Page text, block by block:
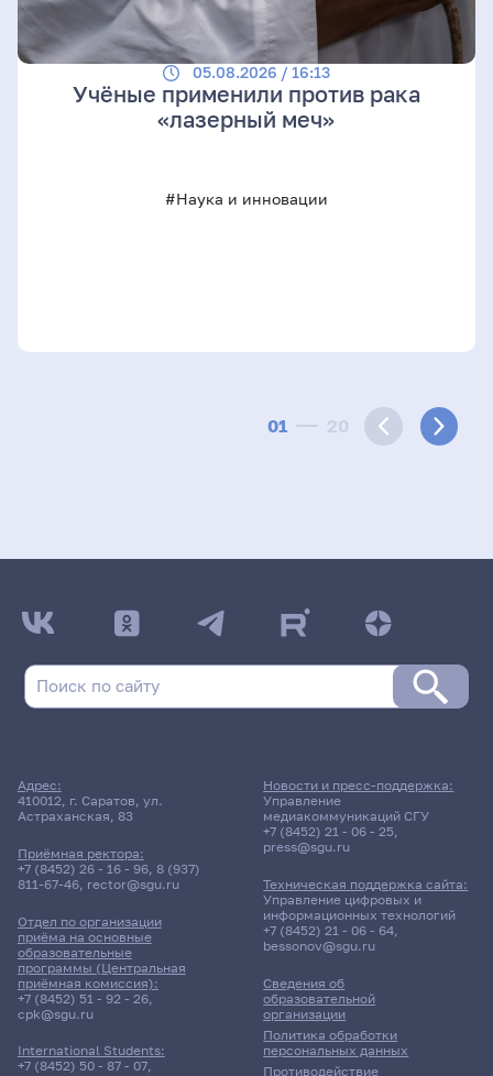
01 20
05.08.2026 / 16:13
Учёные применили против рака
«лазерный меч»
#Наука и инновации
Адрес:
410012, г. Саратов, ул.
Астраханская, 83
Приёмная ректора:
+7 (8452) 26 - 16 - 96, 8 (937)
811-67-46, rector@sgu.ru
Отдел по организации
приёма на основные
образовательные
программы (Центральная
приёмная комиссия):
+7 (8452) 51 - 92 - 26,
cpk@sgu.ru
International Students:
+7 (8452) 50 - 87 - 07,
Сведения об
образовательной
организации
Политика обработки
персональных данных
Противодействие
Новости и пресс-поддержка:
Управление
медиакоммуникаций СГУ
+7 (8452) 21 - 06 - 25,
press@sgu.ru
Техническая поддержка сайта:
Управление цифровых и
информационных технологий
+7 (8452) 21 - 06 - 64,
bessonov@sgu.ru